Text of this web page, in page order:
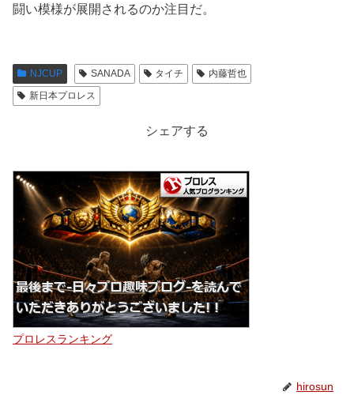
闘い模様が展開されるのか注目だ。
NJCUP SANADA タイチ
内藤哲也
新日本プロレス
シェアする
プロレスランキング
hirosun